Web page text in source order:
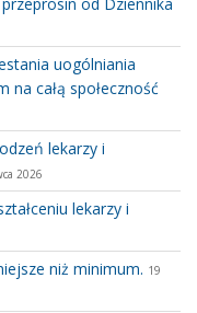
uogólniania
na całą społeczność
lekarzy i
2026
lekarzy i
niż minimum. 19